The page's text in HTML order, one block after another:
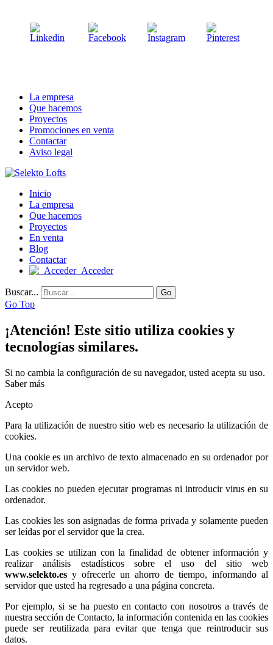
La empresa
Que hacemos
Proyectos
Promociones en venta
Contactar
Aviso legal
Inicio
La empresa
Que hacemos
Proyectos
En venta
Blog
Contactar
Acceder
Buscar... Go
Go Top
¡Atención! Este sitio utiliza cookies y
tecnologías similares.
Si no cambia la configuración de su navegador, usted acepta su uso.
Saber más
Acepto
Para la utilización de nuestro sitio web es necesario la utilización de
cookies.
Una cookie es un archivo de texto almacenado en su ordenador por
un servidor web.
Las cookies no pueden ejecutar programas ni introducir virus en su
ordenador.
Las cookies les son asignadas de forma privada y solamente pueden
ser leídas por el servidor que la crea.
Las cookies se utilizan con la finalidad de obtener información y
realizar análisis estadísticos sobre el uso del sitio web
www.selekto.es y ofrecerle un ahorro de tiempo, informando al
servidor que usted ha regresado a una página concreta.
Por ejemplo, si se ha puesto en contacto con nosotros a través de
nuestra sección de Contacto, la información contenida en las cookies
puede ser reutilizada para evitar que tenga que reintroducir sus
datos.